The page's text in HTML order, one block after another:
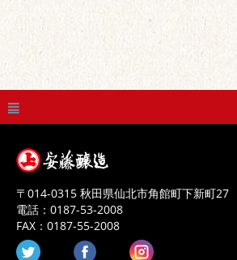
〒 014-0315 秋田県仙北市角館町下新町27
電話： 0187-53-2008
FAX： 0187-55-2008